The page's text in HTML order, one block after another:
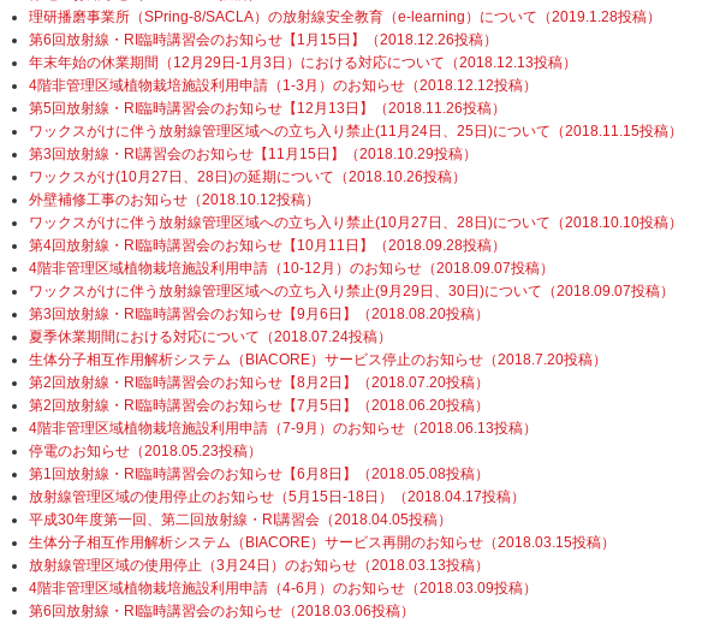
理研播磨事業所（SPring-8/SACLA）の放射線安全教育（e-learning）について（2019.1.28投稿）
第6回放射線・RI臨時講習会のお知らせ【1月15日】（2018.12.26投稿）
年末年始の休業期間（12月29日-1月3日）における対応について（2018.12.13投稿）
4階非管理区域植物栽培施設利用申請（1-3月）のお知らせ（2018.12.12投稿）
第5回放射線・RI臨時講習会のお知らせ【12月13日】（2018.11.26投稿）
ワックスがけに伴う放射線管理区域への立ち入り禁止(11月24日、25日)について（2018.11.15投稿）
第3回放射線・RI講習会のお知らせ【11月15日】（2018.10.29投稿）
ワックスがけ(10月27日、28日)の延期について（2018.10.26投稿）
外壁補修工事のお知らせ（2018.10.12投稿）
ワックスがけに伴う放射線管理区域への立ち入り禁止(10月27日、28日)について（2018.10.10投稿）
第4回放射線・RI臨時講習会のお知らせ【10月11日】（2018.09.28投稿）
4階非管理区域植物栽培施設利用申請（10-12月）のお知らせ（2018.09.07投稿）
ワックスがけに伴う放射線管理区域への立ち入り禁止(9月29日、30日)について（2018.09.07投稿）
第3回放射線・RI臨時講習会のお知らせ【9月6日】（2018.08.20投稿）
夏季休業期間における対応について（2018.07.24投稿）
生体分子相互作用解析システム（BIACORE）サービス停止のお知らせ（2018.7.20投稿）
第2回放射線・RI臨時講習会のお知らせ【8月2日】（2018.07.20投稿）
第2回放射線・RI臨時講習会のお知らせ【7月5日】（2018.06.20投稿）
4階非管理区域植物栽培施設利用申請（7-9月）のお知らせ（2018.06.13投稿）
停電のお知らせ（2018.05.23投稿）
第1回放射線・RI臨時講習会のお知らせ【6月8日】（2018.05.08投稿）
放射線管理区域の使用停止のお知らせ（5月15日-18日）（2018.04.17投稿）
平成30年度第一回、第二回放射線・RI講習会（2018.04.05投稿）
生体分子相互作用解析システム（BIACORE）サービス再開のお知らせ（2018.03.15投稿）
放射線管理区域の使用停止（3月24日）のお知らせ（2018.03.13投稿）
4階非管理区域植物栽培施設利用申請（4-6月）のお知らせ（2018.03.09投稿）
第6回放射線・RI臨時講習会のお知らせ（2018.03.06投稿）